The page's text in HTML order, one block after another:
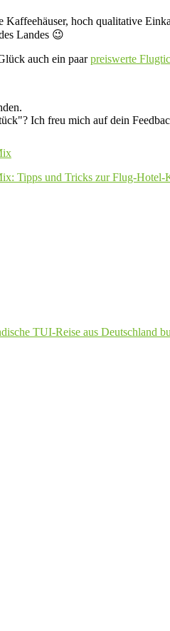
hoch qualitative
Landes 😉
auch ein paarpreiswerte
Ich freu mich auf dein
Tipps und Tricks zur Flug-Hotel-
TUI-Reise aus Deutschland